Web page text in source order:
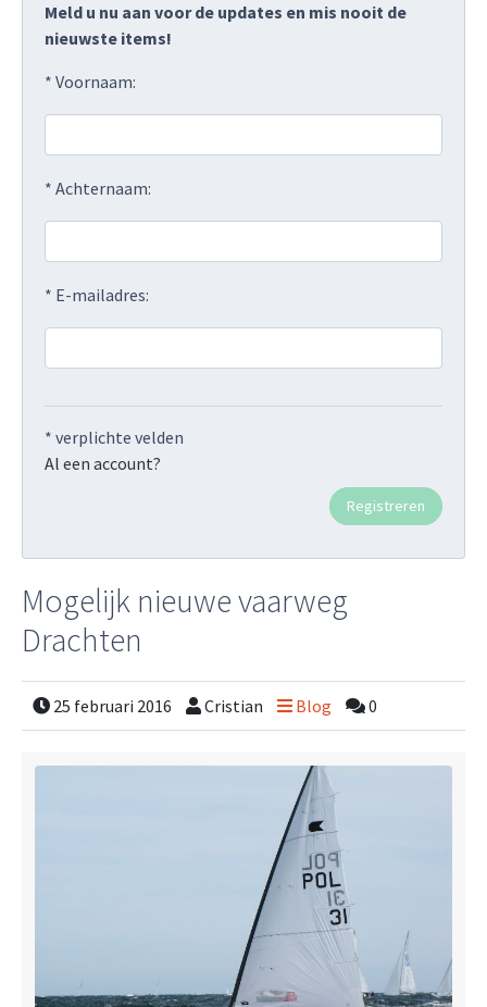
Meld u nu aan voor de updates en mis nooit de
nieuwste items!
* Voornaam:
* Achternaam:
* E-mailadres:
* verplichte velden
Al een account?
Mogelijk nieuwe vaarweg
Drachten
25 februari 2016 Cristian Blog 0